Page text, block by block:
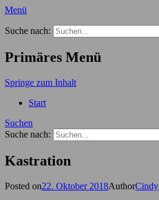
Menü
Der Hundekindergarten Blog
Suche nach:
Primäres Menü
Springe zum Inhalt
Start
Suchen
Suche nach:
Kastration
Posted on22. Oktober 2018AuthorCindy